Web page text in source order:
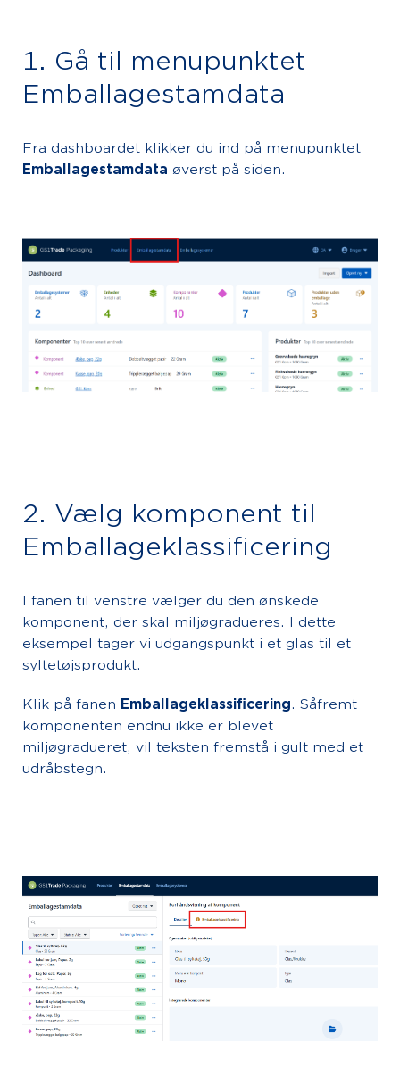
1. Gå til menupunktet
Emballagestamdata
Fra dashboardet klikker du ind på menupunktet
Emballagestamdata øverst på siden.
2. Vælg komponent til
Emballageklassificering
I fanen til venstre vælger du den ønskede
komponent, der skal miljøgradueres. I dette
eksempel tager vi udgangspunkt i et glas til et
syltetøjsprodukt.
Klik på fanen Emballageklassificering. Såfremt
komponenten endnu ikke er blevet
miljøgradueret, vil teksten fremstå i gult med et
udråbstegn.